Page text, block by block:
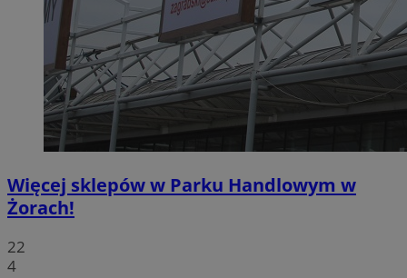
Więcej sklepów w Parku Handlowym w
Żorach!
22
4